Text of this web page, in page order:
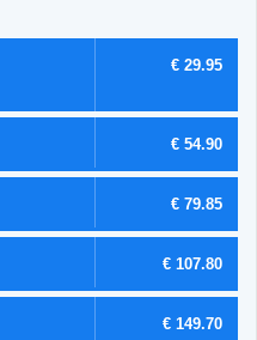
€ 29.95
€ 54.90
€ 79.85
€ 107.80
€ 149.70